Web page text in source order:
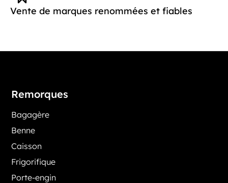
Vente de marques renommées et fiables
Remorques
Bagagère
Benne
Caisson
Frigorifique
Porte-engin